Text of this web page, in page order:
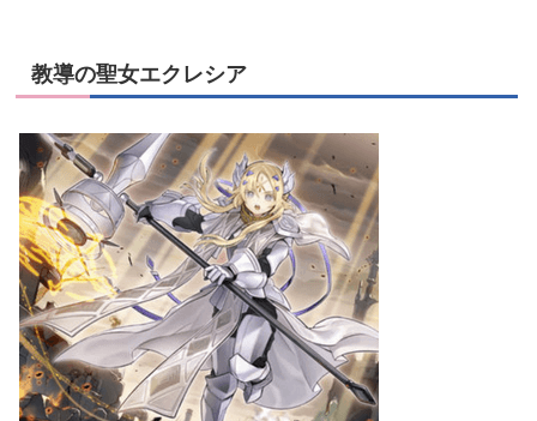
教導の聖女エクレシア